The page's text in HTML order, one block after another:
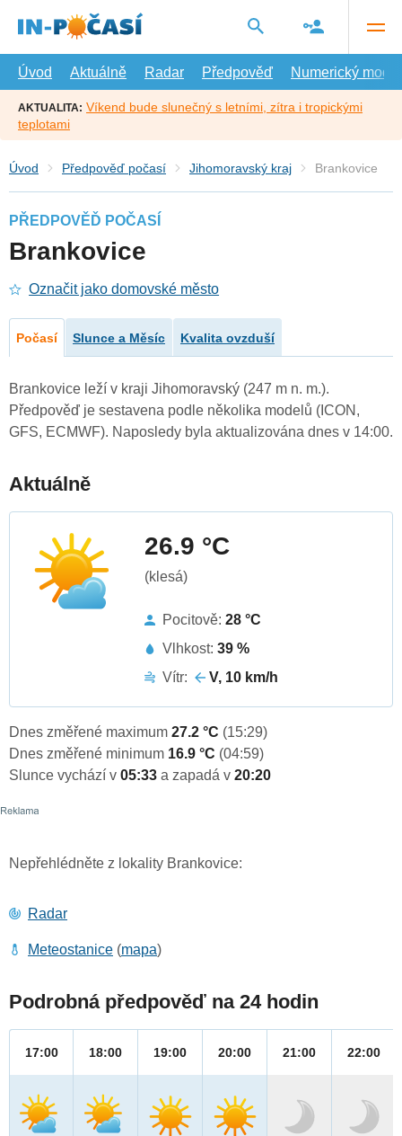
hlavní
Úvod
Aktuálně Radar Předpověď Numerický model
AKTUALITA: Víkend bude slunečný s letními, zítra i tropickými
teplotami
Úvod Předpověď počasí Jihomoravský kraj Brankovice
PŘEDPOVĚĎ POČASÍ
Brankovice
Označit jako domovské město
Počasí Slunce a Měsíc Kvalita ovzduší
Brankovice leží v kraji Jihomoravský (247 m n. m.).
Předpověď je sestavena podle několika modelů (ICON,
GFS, ECMWF). Naposledy byla aktualizována dnes v 14:00.
Aktuálně
26.9 °C
(klesá)
Pocitově: 28 °C
Vlhkost: 39 %
Vítr:
V, 10 km/h
Dnes změřené maximum 27.2 °C (15:29)
Dnes změřené minimum 16.9 °C (04:59)
Slunce vychází v 05:33 a zapadá v 20:20
Nepřehlédněte z lokality Brankovice:
Radar
Meteostanice (mapa)
Podrobná předpověď na 24 hodin
17:00 18:00 19:00 20:00 21:00 22:00